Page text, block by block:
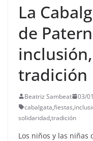
La
de
tradición
Beatriz Sambeat 03/
cabalgata,fiestas,
solidaridad,tradición
Los niños y las